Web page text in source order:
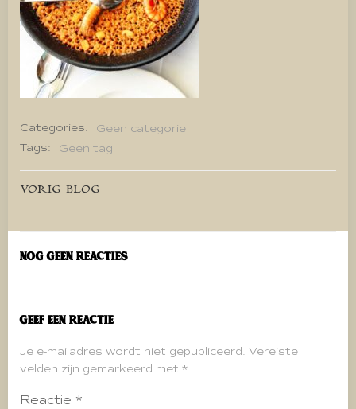
Categories:
Geen categorie
Tags:
Geen tag
Bericht
navigatie
VORIG BLOG
Nog geen reacties
Geef een reactie
Je e-mailadres wordt niet gepubliceerd. Vereiste
velden zijn gemarkeerd met *
Reactie *